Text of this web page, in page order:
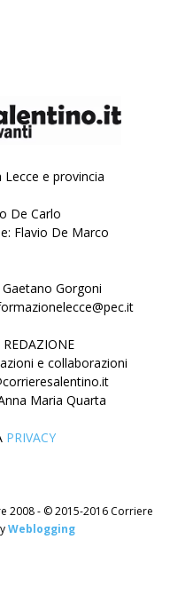
e provincia
De Carlo
Flavio De Marco
Gorgoni
e collaborazioni
Maria Quarta
PRIVACY
2008 - © 2015-2016 Corriere
Weblogging